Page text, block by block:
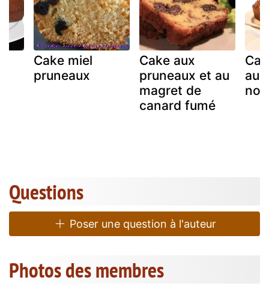
Cake miel
pruneaux
Cake aux
pruneaux et au
magret de
canard fumé
Questions
Poser une question à l'auteur
Photos des membres